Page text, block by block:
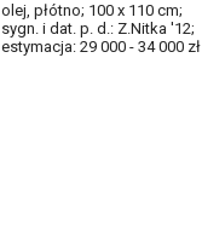
olej, płótno; 100 x 110 cm;
sygn. i dat. p. d.: Z.Nitka '12;
estymacja: 29 000 - 34 000 zł